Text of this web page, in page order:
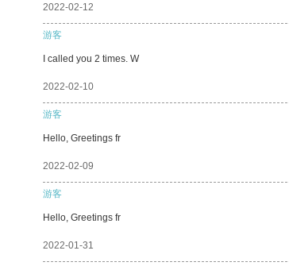
2022-02-12
游客
I called you 2 times. W
2022-02-10
游客
Hello, Greetings fr
2022-02-09
游客
Hello, Greetings fr
2022-01-31